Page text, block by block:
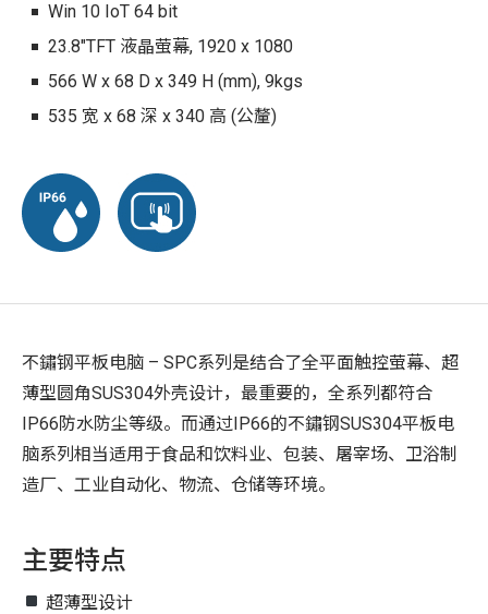
Win 10 IoT 64 bit
23.8"TFT 液晶萤幕, 1920 x 1080
566 W x 68 D x 349 H (mm), 9kgs
535 宽 x 68 深 x 340 高 (公釐)
不鏽钢平板电脑 – SPC系列是结合了全平面触控萤幕、超
薄型圆角SUS304外壳设计，最重要的，全系列都符合
IP66防水防尘等级。而通过IP66的不鏽钢SUS304平板电
脑系列相当适用于食品和饮料业、包装、屠宰场、卫浴制
造厂、工业自动化、物流、仓储等环境。
主要特点
超薄型设计